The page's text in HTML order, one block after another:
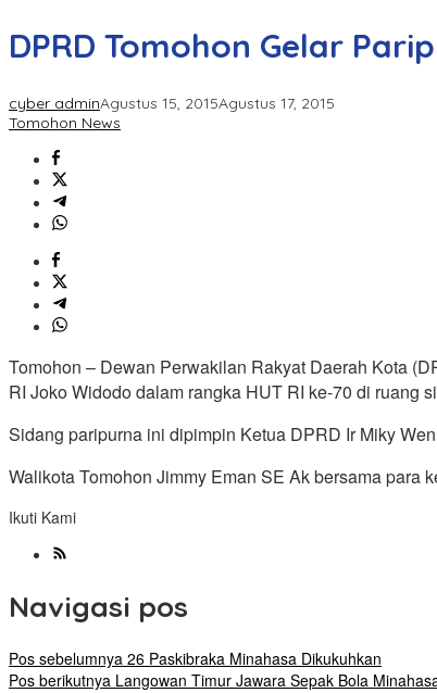
DPRD Tomohon Gelar
cyber adminAgustus 15, 2015Agustus 17, 2015
Tomohon News
Tomohon – Dewan Perwakilan Rakyat Daerah Kota
RI Joko Widodo dalam rangka HUT RI ke-70 di ruang
Sidang paripurna ini dipimpin Ketua DPRD Ir Miky
Walikota Tomohon Jimmy Eman SE Ak bersama para
Ikuti Kami
Navigasi pos
Pos sebelumnya 26 Paskibraka Minahasa Dikukuhkan
Pos berikutnya Langowan Timur Jawara Sepak Bola